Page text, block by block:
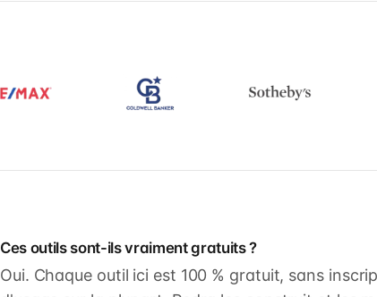
Ces outils sont-ils vraiment gratuits ?
Oui. Chaque outil ici est 100 % gratuit, sans